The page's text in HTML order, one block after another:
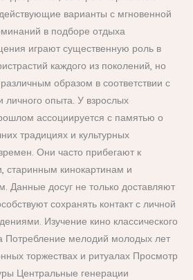
варианты с мгновенной
в подборе отдыха
играют существенную роль в
каждого из поколений, но
образом в соответствии с
личного опыта. У взрослых
ассоциируется с памятью о
традициях и культурных
Они часто прибегают к
старинным кинокартинам и
Данные досуг не только доставляют
сохранять контакт с личной
Изучение кино классического
Потребление мелодий молодых лет
торжествах и ритуалах Просмотр
Центральные генерации